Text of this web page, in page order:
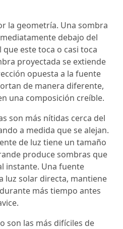
la geometría. Una sombra
debajo del
este toca o casi toca
proyectada se extiende
opuesta a la fuente
de manera diferente,
una composición creíble.
son más nítidas cerca del
a medida que se alejan.
de luz tiene un tamaño
produce sombras que
instante. Una fuente
luz solar directa, mantiene
más tiempo antes
son las más difíciles de